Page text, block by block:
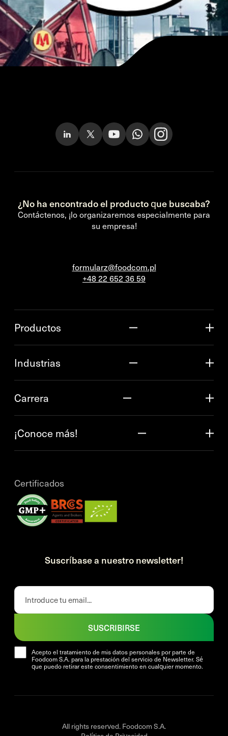
¿No ha encontrado el producto que buscaba?
Contáctenos, ¡lo organizaremos especialmente para
su empresa!
formularz@foodcom.pl
+48 22 652 36 59
Productos
Industrias
Carrera
¡Conoce más!
Certificados
Suscríbase a nuestro newsletter!
Acepto el tratamiento de mis datos personales por parte de
Foodcom S.A. para la prestación del servicio de Newsletter. Sé
que puedo retirar este consentimiento en cualquier momento.
SUSCRIBIRSE
All rights reserved. Foodcom S.A.